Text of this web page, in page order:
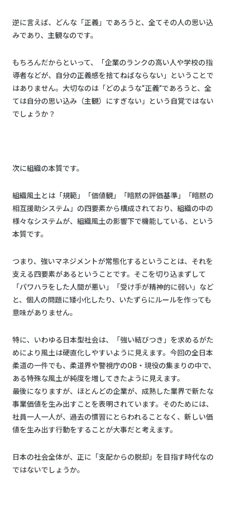
逆に言えば、どんな「正義」であろうと、全てその人の思い込
みであり、主観なのです。
もちろんだからといって、「企業のランクの高い人や学校の指
導者などが、自分の正義感を捨てねばならない」ということで
はありません。大切なのは「どのような“正義”であろうと、全
ては自分の思い込み（主観）にすぎない」という自覚ではない
でしょうか？
次に組織の本質です。
組織風土とは「規範」「価値観」「暗黙の評価基準」「暗黙の
相互援助システム」の四要素から構成されており、組織の中の
様々なシステムが、組織風土の影響下で機能している、という
本質です。
つまり、強いマネジメントが常態化するということは、それを
支える四要素があるということです。そこを切り込まずして
「パワハラをした人間が悪い」「受け手が精神的に弱い」など
と、個人の問題に矮小化したり、いたずらにルールを作っても
意味がありません。
特に、いわゆる日本型社会は、「強い結びつき」を求めるがた
めにより風土は硬直化しやすいように見えます。今回の全日本
柔道の一件でも、柔道界や警視庁のOB・現役の集まりの中で、
ある特殊な風土が純度を増してきたように見えます。
最後になりますが、ほとんどの企業が、成熟した業界で新たな
事業価値を生み出すことを表明されています。そのためには、
社員一人一人が、過去の慣習にとらわれることなく、新しい価
値を生み出す行動をすることが大事だと考えます。
日本の社会全体が、正に「支配からの脱却」を目指す時代なの
ではないでしょうか。